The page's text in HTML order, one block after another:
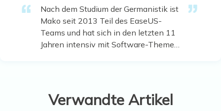
Nach dem Studium der Germanistik ist
Mako seit 2013 Teil des EaseUS-
Teams und hat sich in den letzten 11
Jahren intensiv mit Software-Themen
Multimedia-Software. …
Verwandte Artikel